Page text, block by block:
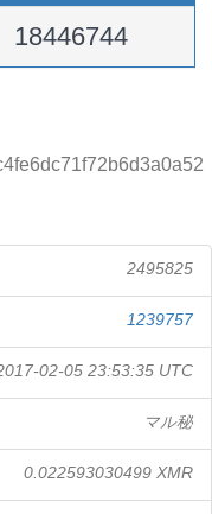
18446744
2495825
1239757
02-05 23:53:35 UTC
マル秘
0.022593030499 XMR